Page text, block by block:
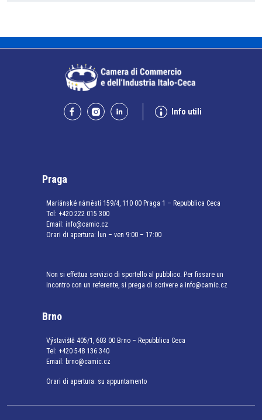
Info utili
Praga
Mariánské náměstí 159/4, 110 00 Praga 1 – Repubblica Ceca
Tel: +420 222 015 300
Email: info@camic.cz
Orari di apertura: lun – ven 9:00 – 17:00
Non si effettua servizio di sportello al pubblico. Per fissare un
incontro con un referente, si prega di scrivere a info@camic.cz
Brno
Výstaviště 405/1, 603 00 Brno – Repubblica Ceca
Tel: +420 548 136 340
Email: brno@camic.cz
Orari di apertura: su appuntamento